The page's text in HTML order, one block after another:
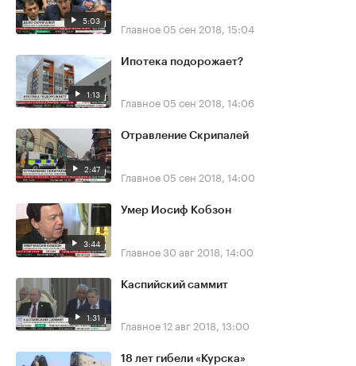
5:03 Главное 05 сен 2018, 15:04
1:13
Ипотека подорожает?
Главное 05 сен 2018, 14:06
2:47
Отравление Скрипалей
Главное 05 сен 2018, 14:00
3:44
Умер Иосиф Кобзон
Главное30 авг 2018, 14:00
1:31
Каспийский саммит
Главное12 авг 2018, 13:00
18 лет гибели «Курска»